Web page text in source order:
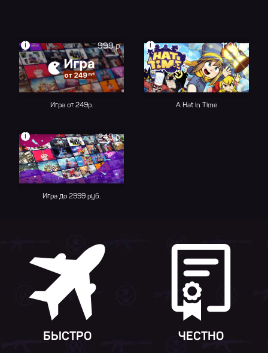
999 р.
i
Игра от 249р.
1100 р.
i
A Hat in Time
249 р.
i
Игра до 2999 руб.
БЫСТРО ЧЕСТНО